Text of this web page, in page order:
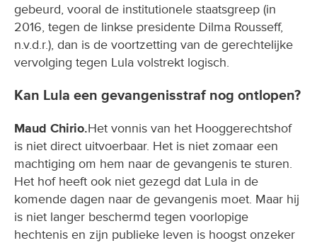
gebeurd, vooral de institutionele staatsgreep (in
2016, tegen de linkse presidente Dilma Rousseff,
n.v.d.r.), dan is de voortzetting van de gerechtelijke
vervolging tegen Lula volstrekt logisch.
Kan Lula een gevangenisstraf nog ontlopen?
Maud Chirio.Het vonnis van het Hooggerechtshof
is niet direct uitvoerbaar. Het is niet zomaar een
machtiging om hem naar de gevangenis te sturen.
Het hof heeft ook niet gezegd dat Lula in de
komende dagen naar de gevangenis moet. Maar hij
is niet langer beschermd tegen voorlopige
hechtenis en zijn publieke leven is hoogst onzeker